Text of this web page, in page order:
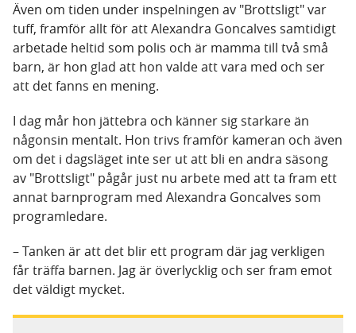
Även om tiden under inspelningen av "Brottsligt" var
tuff, framför allt för att Alexandra Goncalves samtidigt
arbetade heltid som polis och är mamma till två små
barn, är hon glad att hon valde att vara med och ser
att det fanns en mening.
I dag mår hon jättebra och känner sig starkare än
någonsin mentalt. Hon trivs framför kameran och även
om det i dagsläget inte ser ut att bli en andra säsong
av "Brottsligt" pågår just nu arbete med att ta fram ett
annat barnprogram med Alexandra Goncalves som
programledare.
– Tanken är att det blir ett program där jag verkligen
får träffa barnen. Jag är överlycklig och ser fram emot
det väldigt mycket.